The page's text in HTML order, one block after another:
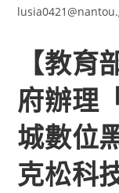
【教
府辦理
城數位
克松科